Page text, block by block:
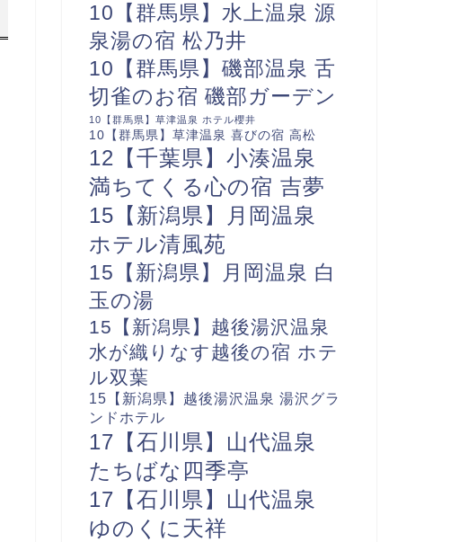
10【群馬県】水上温泉 源
泉湯の宿 松乃井
10【群馬県】磯部温泉 舌
切雀のお宿 磯部ガーデン
10【群馬県】草津温泉 ホテル櫻井
10【群馬県】草津温泉 喜びの宿 高松
12【千葉県】小湊温泉
満ちてくる心の宿 吉夢
15【新潟県】月岡温泉
ホテル清風苑
15【新潟県】月岡温泉 白
玉の湯
15【新潟県】越後湯沢温泉
水が織りなす越後の宿 ホテ
ル双葉
15【新潟県】越後湯沢温泉 湯沢グラ
ンドホテル
17【石川県】山代温泉
たちばな四季亭
17【石川県】山代温泉
ゆのくに天祥